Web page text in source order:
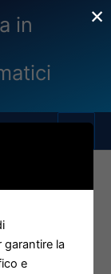
in
×
la
e